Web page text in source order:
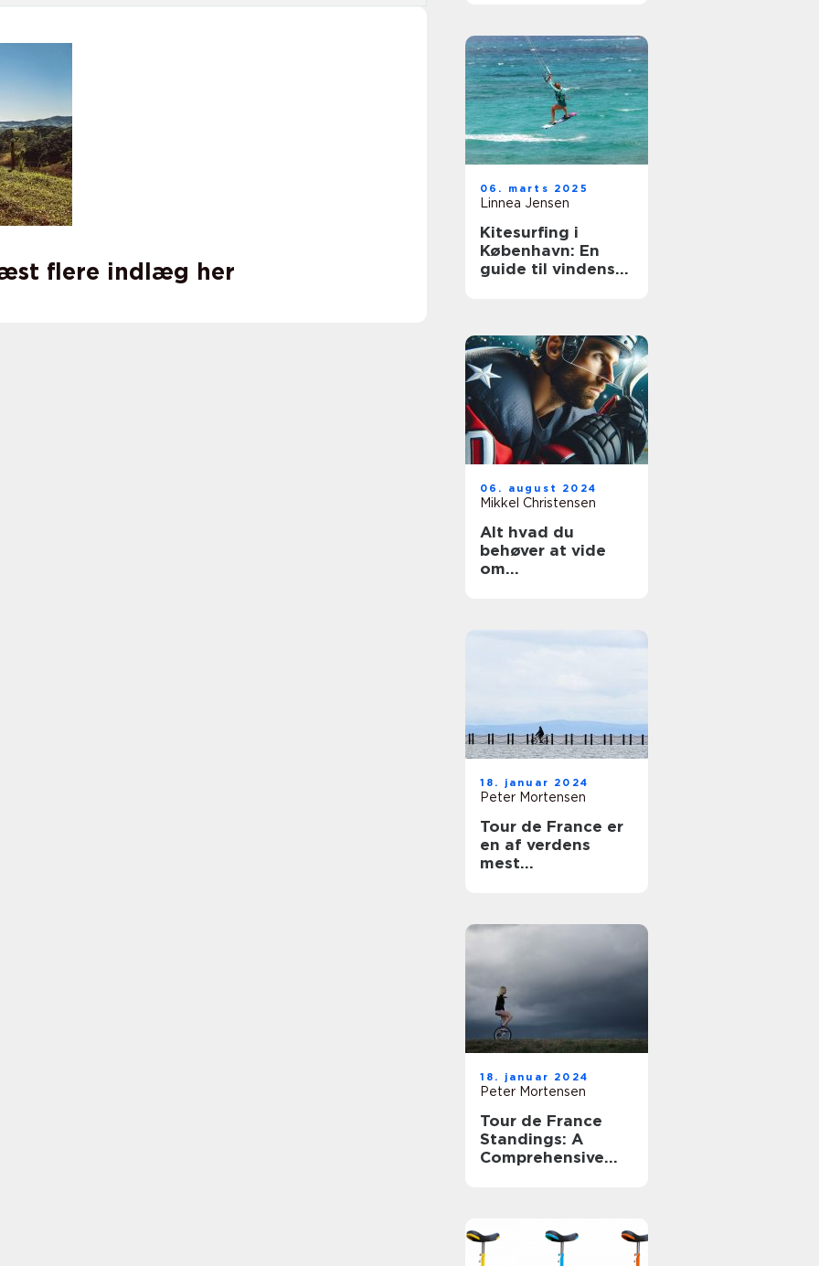
flere indlæg her
06. marts 2025
Linnea Jensen
Kitesurfing i
København: En
guide til vindens
06. august 2024
Mikkel Christensen
Alt hvad du
behøver at vide
om
18. januar 2024
Peter Mortensen
Tour de France er
en af verdens
mest
tilskuere fra hele
18. januar 2024
Peter Mortensen
Tour de France
Standings: A
Comprehensive